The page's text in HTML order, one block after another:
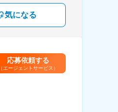
気になる
応募依頼する
（エージェントサービス）